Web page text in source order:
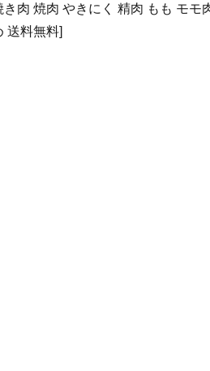
肉 焼肉 やきにく 精肉 もも モモ
送料無料]